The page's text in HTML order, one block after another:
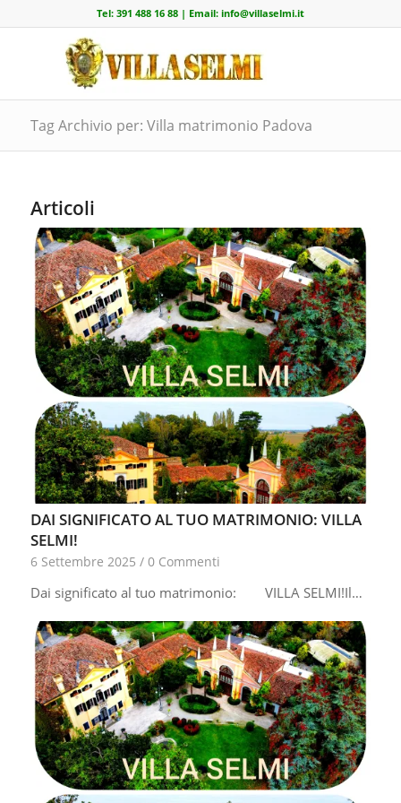
Tel: 391 488 16 88| Email: info@villaselmi.it
Tag Archivio per: Villa matrimonio Padova
Articoli
DAI SIGNIFICATO AL TUO MATRIMONIO: VILLA
SELMI!
6 Settembre 2025 / 0 Commenti
Dai significato al tuo matrimonio: VILLA SELMI!Il…